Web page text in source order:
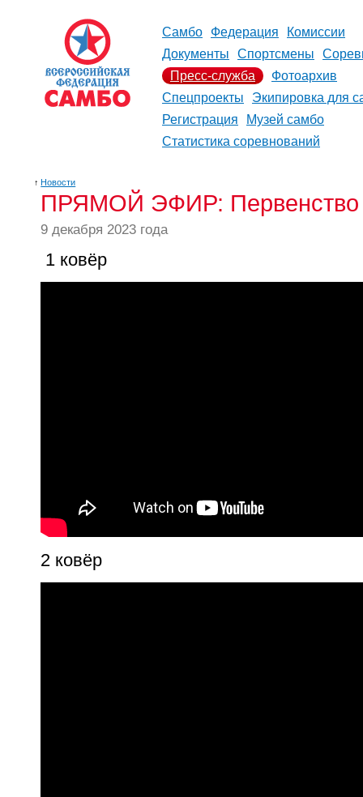
Самбо Федерация
Комиссии
Документы
Спортсмены
Пресс-служба
Фотоархив
Спецпроекты
Экипировка для
Регистрация
Музей самбо
Статистика соревнований
↑ Новости
ПРЯМОЙ ЭФИР: Первенство
9 декабря 2023 года
1 ковёр
2 ковёр